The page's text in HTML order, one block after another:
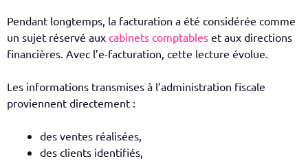
Pendant longtemps, la facturation a été considérée comme
un sujet réservé aux cabinets comptables et aux directions
financières. Avec l’e-facturation, cette lecture évolue.
Les informations transmises à l’administration fiscale
proviennent directement :
des ventes réalisées,
des clients identifiés,